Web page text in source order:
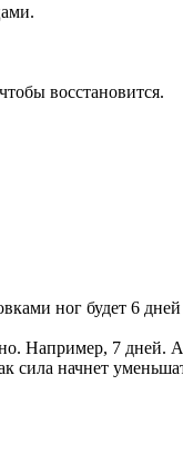
восстановится.
ног будет 6
Например, 7 дней. А
сила начнет